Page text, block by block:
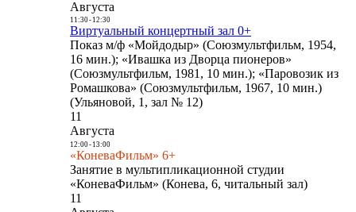
Августа
11:30- 12:30
Виртуальный концертный зал 0+
Показ м/ф «Мойдодыр» (Союзмультфильм, 1954,
16 мин.); «Ивашка из Дворца пионеров»
(Союзмультфильм, 1981, 10 мин.); «Паровозик из
Ромашкова» (Союзмультфильм, 1967, 10 мин.)
(Ульяновой, 1, зал № 12)
11
Августа
12:00- 13:00
«КоневаФильм» 6+
Занятие в мультипликационной студии
«КоневаФильм» (Конева, 6, читальный зал)
11